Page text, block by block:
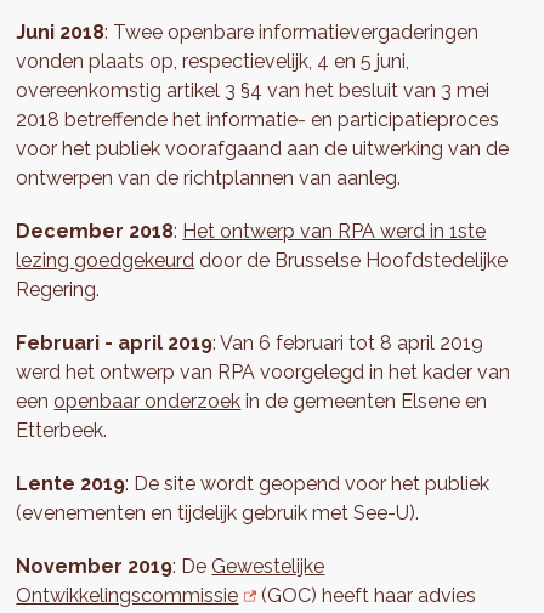
Juni 2018: Twee openbare informatievergaderingen
vonden plaats op, respectievelijk, 4 en 5 juni,
overeenkomstig artikel 3 §4 van het besluit van 3 mei
2018 betreffende het informatie- en participatieproces
voor het publiek voorafgaand aan de uitwerking van de
ontwerpen van de richtplannen van aanleg.
December 2018: Het ontwerp van RPA werd in 1ste
lezing goedgekeurd door de Brusselse Hoofdstedelijke
Regering.
Februari - april 2019: Van 6 februari tot 8 april 2019
werd het ontwerp van RPA voorgelegd in het kader van
eenopenbaar onderzoek in de gemeenten Elsene en
Etterbeek.
Lente 2019: De site wordt geopend voor het publiek
(evenementen en tijdelijk gebruik met See-U).
November 2019: De Gewestelijke
Ontwikkelingscommissie
(GOC) heeft haar advies